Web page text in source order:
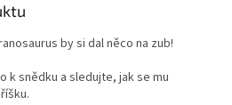
by si dal něco na zub!
k snědku a sledujte, jak se mu